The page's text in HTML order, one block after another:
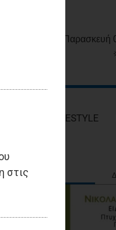
στις
Παρασκευή
LIFESTYLE